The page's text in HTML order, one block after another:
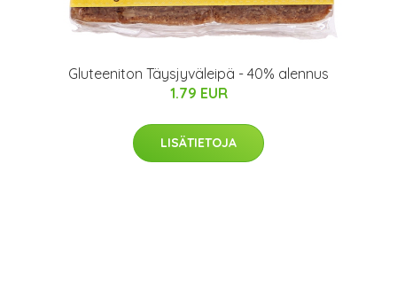
Gluteeniton Täysjyväleipä - 40% alennus
1.79 EUR
LISÄTIETOJA